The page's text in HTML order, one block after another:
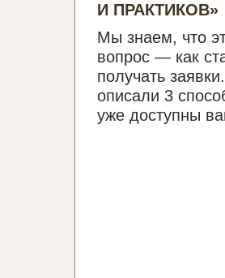
Мы знаем, что
вопрос — как
получать
описали 3
уже доступны
И ПРАКТИКОВ»